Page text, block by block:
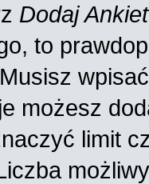
Dodaj
to
możesz
limit